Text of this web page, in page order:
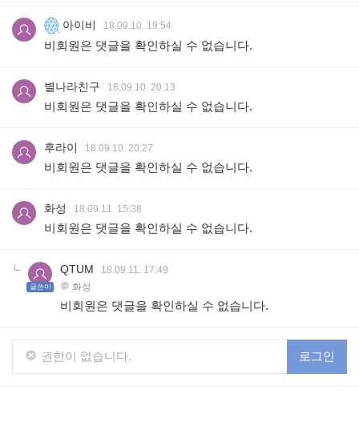
아이비 18.09.10. 19:54
비회원은 댓글을 확인하실 수 없습니다.
별나라친구 18.09.10. 20:13
비회원은 댓글을 확인하실 수 없습니다.
후라이 18.09.10. 20:27
비회원은 댓글을 확인하실 수 없습니다.
화성 18.09.11. 15:38
비회원은 댓글을 확인하실 수 없습니다.
글쓴이
QTUM
18.09.11. 17:49
화성
비회원은 댓글을 확인하실 수 없습니다.
권한이 없습니다. 로그인